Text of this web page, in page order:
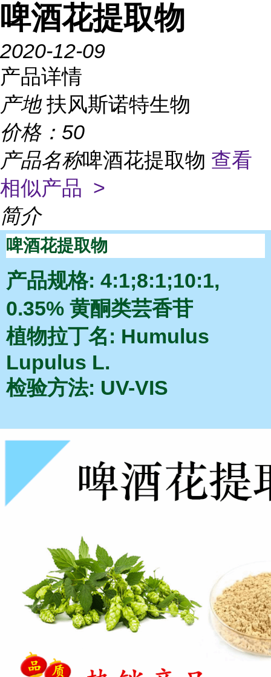
啤酒花提取物
2020-12-09
产品详情
产地 扶风斯诺特生物
价格： 50
产品名称啤酒花提取物 查看
相似产品 >
简介
啤酒花提取物
产品规格: 4:1;8:1;10:1,
0.35% 黄酮类芸香苷
植物拉丁名: Humulus
Lupulus L.
检验方法: UV-VIS